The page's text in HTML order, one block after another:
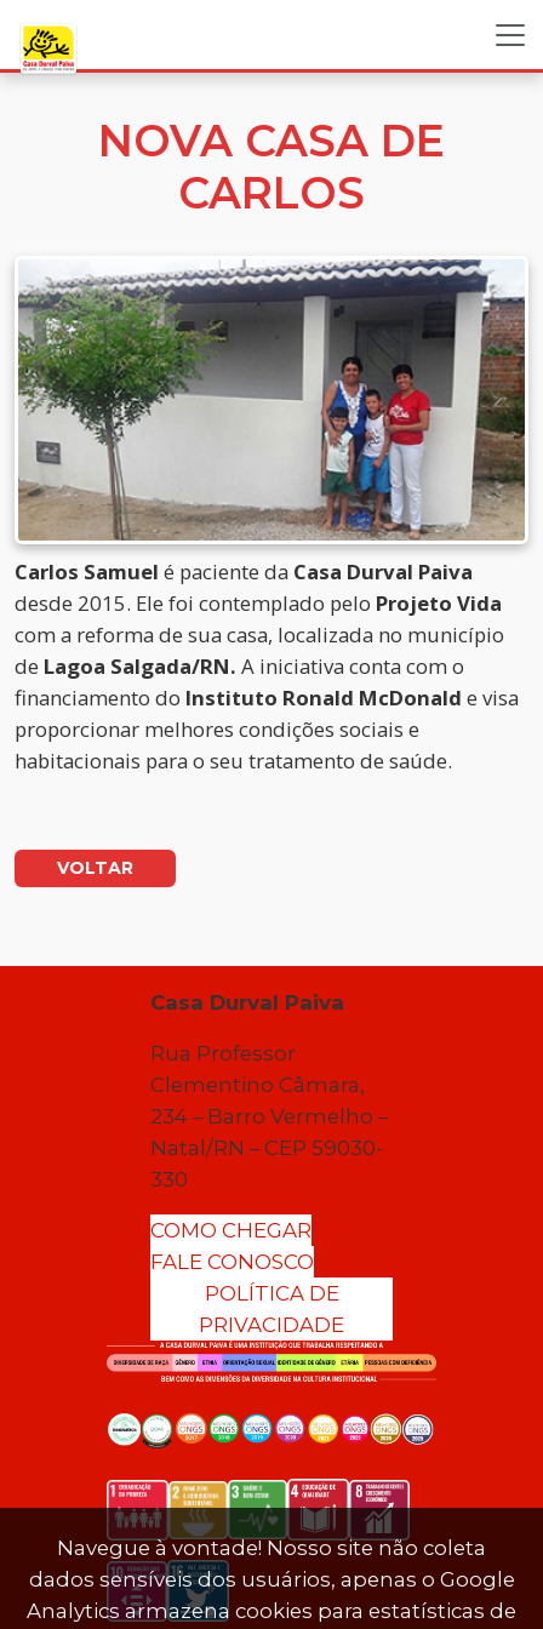
NOVA CASA DE
CARLOS
Carlos Samuel é paciente da Casa Durval Paiva
desde 2015. Ele foi contemplado pelo Projeto Vida
com a reforma de sua casa, localizada no município
de Lagoa Salgada/RN. A iniciativa conta com o
financiamento do Instituto Ronald McDonald e visa
proporcionar melhores condições sociais e
habitacionais para o seu tratamento de saúde.
VOLTAR
Casa Durval Paiva
Rua Professor
Clementino Câmara,
234 – Barro Vermelho –
Natal/RN – CEP 59030-
330
COMO CHEGAR
FALE CONOSCO
POLÍTICA DE
PRIVACIDADE
Navegue à vontade! Nosso site não coleta
dados sensíveis dos usuários, apenas o Google
Analytics armazena cookies para estatísticas de